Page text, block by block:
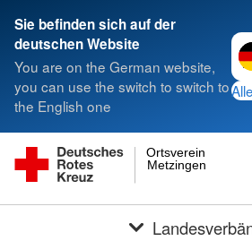
Sie befinden sich auf der
deutschen Website
You are on the German website,
you can use the switch to switch to
the English one
Metzingen
Ortsverein